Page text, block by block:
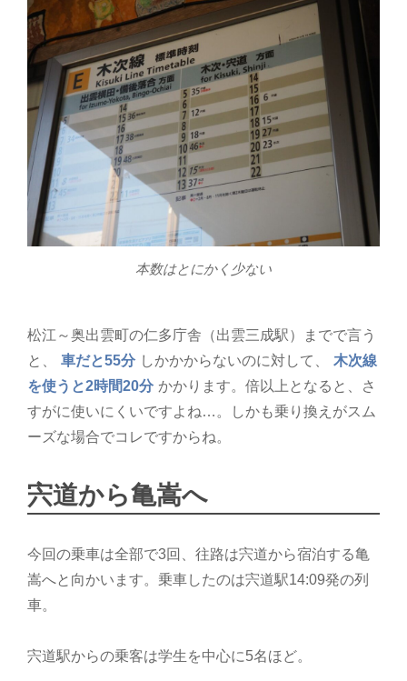
本数はとにかく少ない
松江～奥出雲町の仁多庁舎（出雲三成駅）までで言う
と、
車だと55分 しかかからないのに対して、
木次線
を使うと2時間20分 かかります。倍以上となると、さ
すがに使いにくいですよね…。しかも乗り換えがスム
ーズな場合でコレですからね。
宍道から亀嵩へ
今回の乗車は全部で3回、往路は宍道から宿泊する亀
嵩へと向かいます。乗車したのは宍道駅14:09発の列
車。
宍道駅からの乗客は学生を中心に5名ほど。